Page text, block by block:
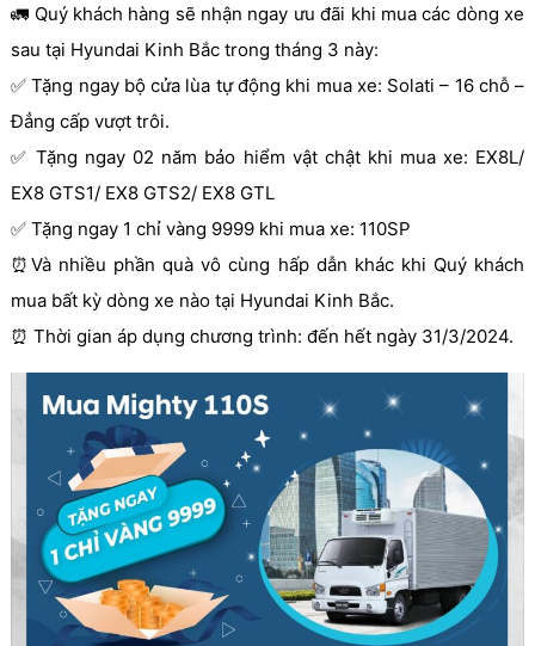
🚛 Quý khách hàng sẽ nhận ngay ưu đãi khi mua các dòng xe
sau tại Hyundai Kinh Bắc trong tháng 3 này:
✅ Tặng ngay bộ cửa lùa tự động khi mua xe: Solati – 16 chỗ –
Đẳng cấp vượt trôi.
✅ Tặng ngay 02 năm bảo hiểm vật chật khi mua xe: EX8L/
EX8 GTS1/ EX8 GTS2/ EX8 GTL
✅ Tặng ngay 1 chỉ vàng 9999 khi mua xe: 110SP
⏰Và nhiều phần quà vô cùng hấp dẫn khác khi Quý khách
mua bất kỳ dòng xe nào tại Hyundai Kinh Bắc.
⏰ Thời gian áp dụng chương trình: đến hết ngày 31/3/2024.